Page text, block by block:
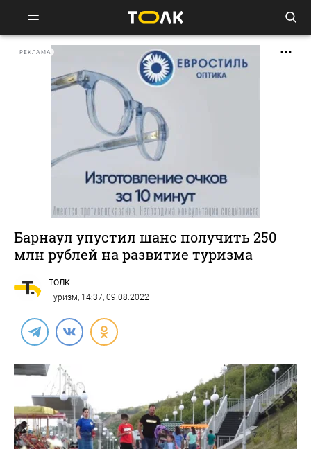
РЕКЛАМА
Барнаул упустил шанс получить 250
млн рублей на развитие туризма
ТОЛК
Туризм, 14:37, 09.08.2022